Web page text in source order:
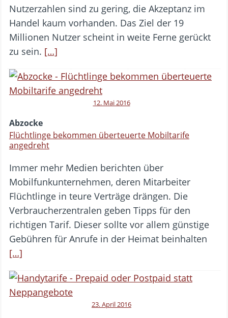
Nutzerzahlen sind zu gering, die Akzeptanz im
Handel kaum vorhanden. Das Ziel der 19
Millionen Nutzer scheint in weite Ferne gerückt
zu sein. […]
12. Mai 2016
Abzocke
Flüchtlinge bekommen überteuerte Mobiltarife
angedreht
Immer mehr Medien berichten über
Mobilfunkunternehmen, deren Mitarbeiter
Flüchtlinge in teure Verträge drängen. Die
Verbraucherzentralen geben Tipps für den
richtigen Tarif. Dieser sollte vor allem günstige
Gebühren für Anrufe in der Heimat beinhalten
[…]
23. April 2016